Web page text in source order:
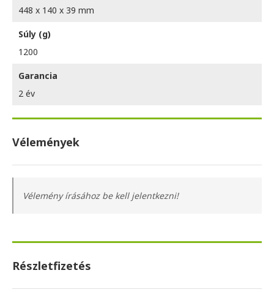
448 x 140 x 39 mm
Súly (g)
1200
Garancia
2 év
Vélemények
Vélemény írásához be kell jelentkezni!
Részletfizetés